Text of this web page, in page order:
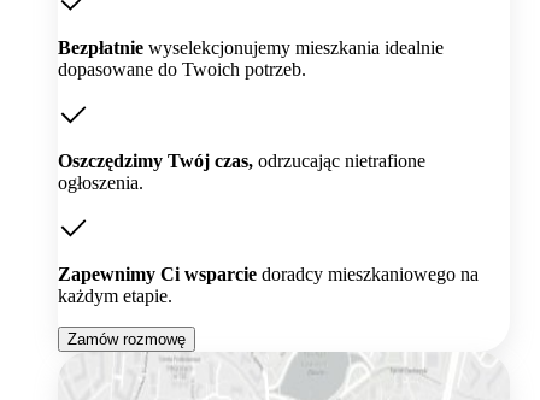
Bezpłatnie wyselekcjonujemy mieszkania idealnie
dopasowane do Twoich potrzeb.
Oszczędzimy Twój czas, odrzucając nietrafione
ogłoszenia.
Zapewnimy Ci wsparcie doradcy mieszkaniowego na
każdym etapie.
Zamów rozmowę